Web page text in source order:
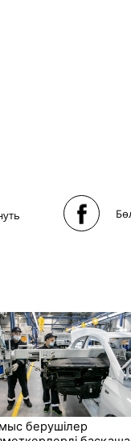
берушілер